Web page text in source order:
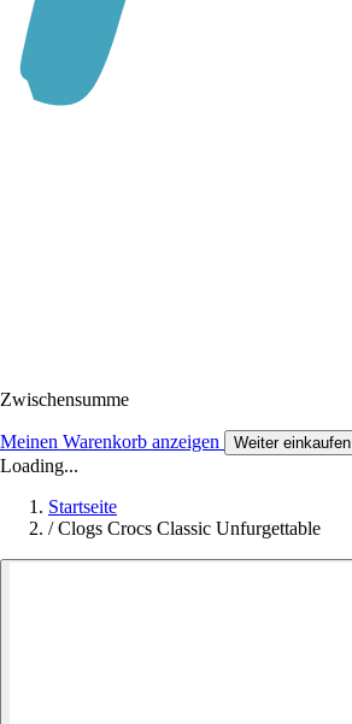
Zwischensumme
Meinen Warenkorb anzeigen Weiter einkaufen
Loading...
Startseite
/ Clogs Crocs Classic Unfurgettable